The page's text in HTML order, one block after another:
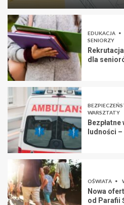
EDUKACJA
SENIORZY
dla
WARSZTATY
ludności
OŚWIATA
Nowa
od Parafii